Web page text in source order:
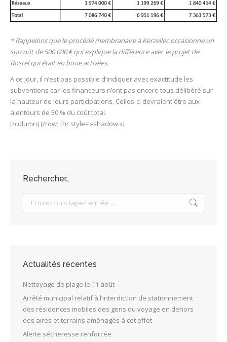
* Rappelons que le procédé membranaire à Kerzellec occasionne un
surcoût de 500 000 € qui explique la différence avec le projet de
Rostel qui était en boue activées.
A ce jour, il n’est pas possible d’indiquer avec exactitude les
subventions car les financeurs n’ont pas encore tous délibéré sur
la hauteur de leurs participations. Celles-ci devraient être aux
alentours de 50 % du coût total.
[/column] [/row] [hr style= »shadow »]
Rechercher…
Actualités récentes
Nettoyage de plage le 11 août
Arrêté municipal relatif à l’interdiction de stationnement
des résidences mobiles des gens du voyage en dehors
des aires et terrains aménagés à cet effet
Alerte sécheresse renforcée